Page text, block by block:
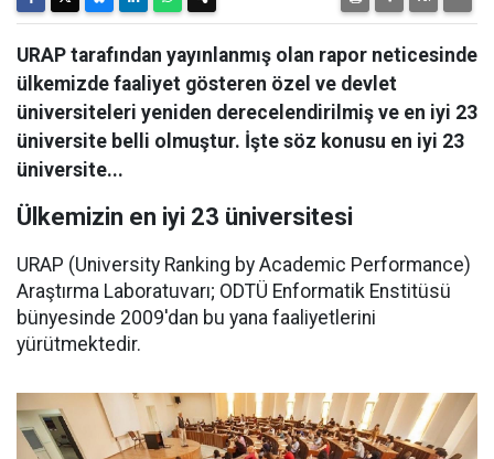
URAP tarafından yayınlanmış olan rapor neticesinde
ülkemizde faaliyet gösteren özel ve devlet
üniversiteleri yeniden derecelendirilmiş ve en iyi 23
üniversite belli olmuştur. İşte söz konusu en iyi 23
üniversite...
Ülkemizin en iyi 23 üniversitesi
URAP (University Ranking by Academic Performance)
Araştırma Laboratuvarı; ODTÜ Enformatik Enstitüsü
bünyesinde 2009'dan bu yana faaliyetlerini
yürütmektedir.